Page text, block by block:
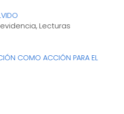
Lecturas
COMO ACCIÓN PARA EL